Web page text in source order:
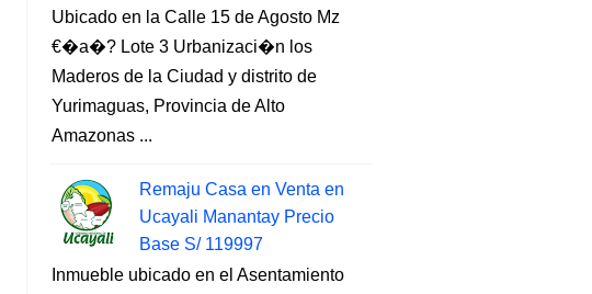
Ubicado en la Calle 15 de Agosto Mz
€�a�? Lote 3 Urbanizaci�n los
Maderos de la Ciudad y distrito de
Yurimaguas, Provincia de Alto
Amazonas ...
Remaju Casa en Venta en
Ucayali Manantay Precio
Base S/ 119997
Inmueble ubicado en el Asentamiento